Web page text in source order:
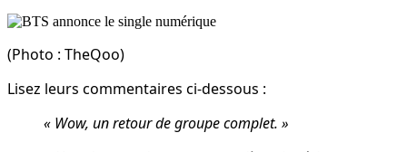
(Photo : TheQoo)
Lisez leurs commentaires ci-dessous :
« Wow, un retour de groupe complet. »